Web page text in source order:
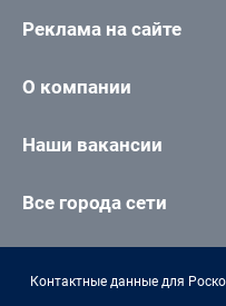
Реклама на сайте
О компании
Наши вакансии
Все города сети
Контактные данные для